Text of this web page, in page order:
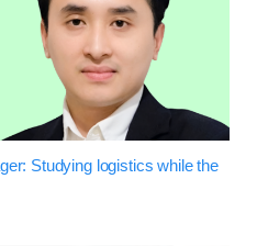
Studying logistics while the